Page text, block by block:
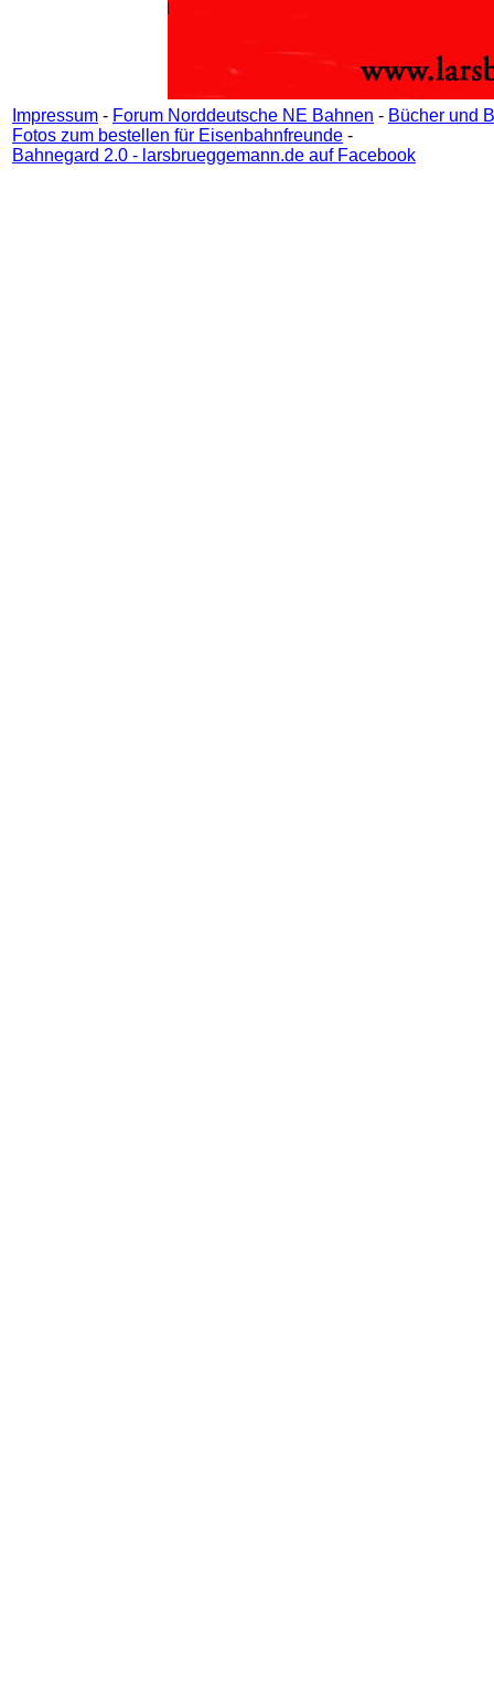
Impressum - Forum Norddeutsche NE Bahnen - Bücher und
Fotos zum bestellen für Eisenbahnfreunde -
Bahnegard 2.0 - larsbrueggemann.de auf Facebook